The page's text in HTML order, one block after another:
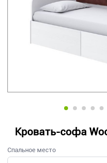
Кровать-софа
Спальное место